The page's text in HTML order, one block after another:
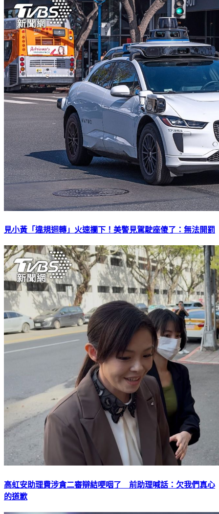
見小黃「違規迴轉」火速攔下！美警見駕駛座傻了：無法開罰
高虹安助理費涉貪二審辯結哽咽了 前助理喊話：欠我們真心
的道歉